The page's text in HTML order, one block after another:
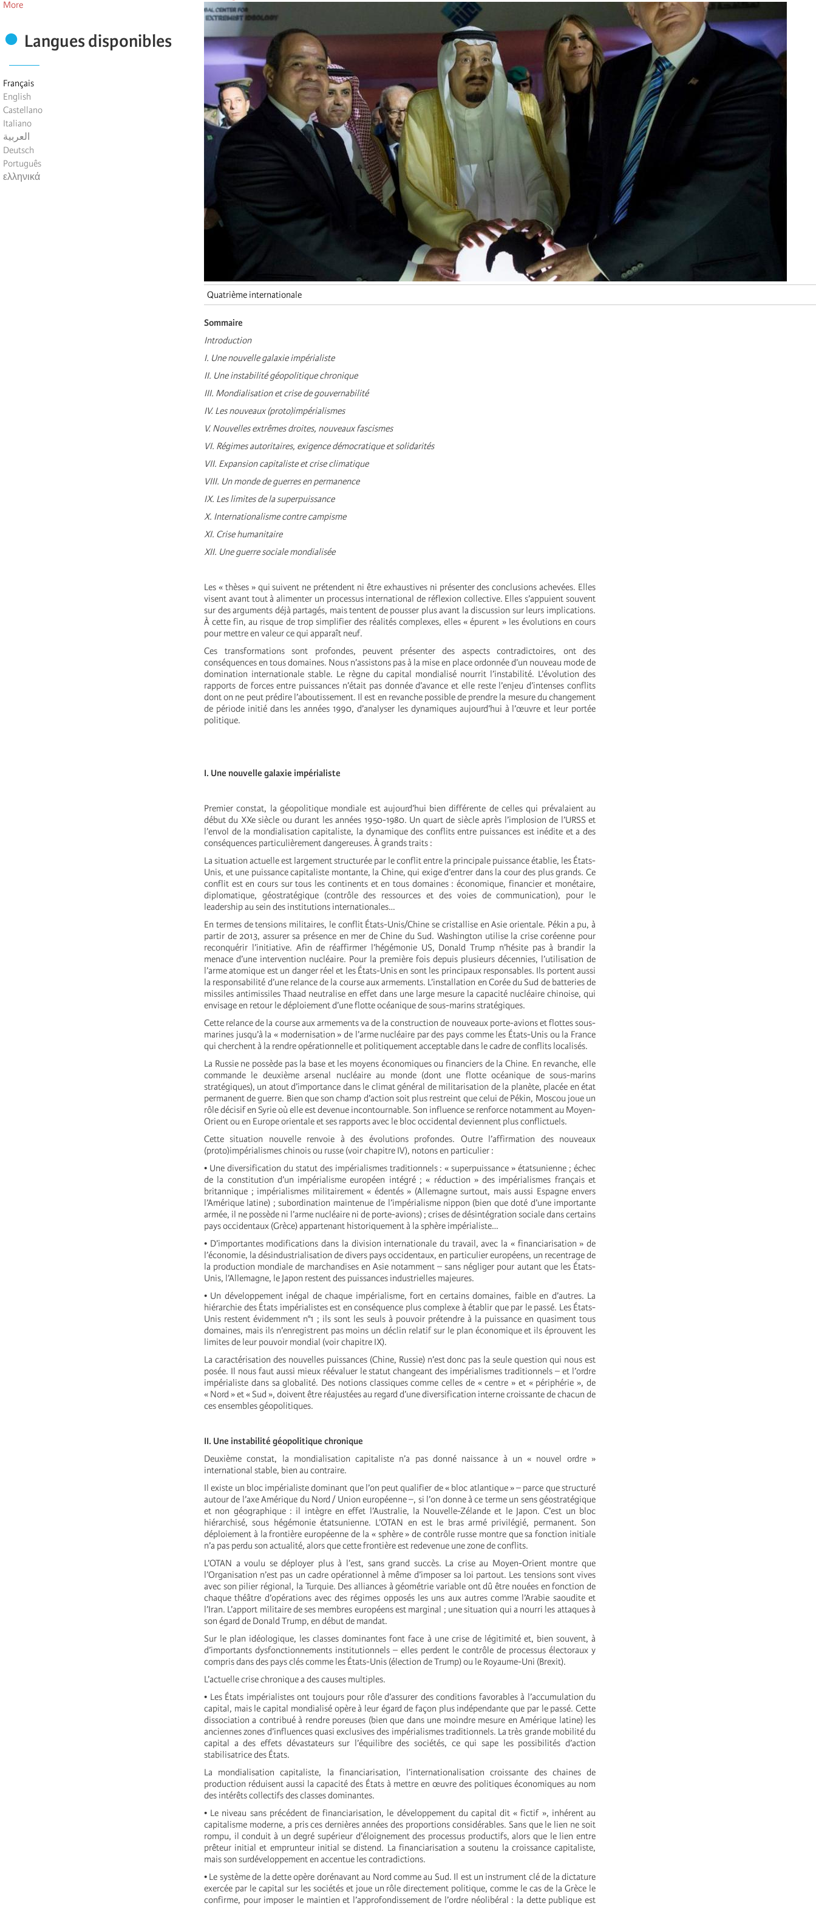
More
Langues disponibles
Français
English
Castellano
Italiano
العربية
Deutsch
Português
ελληνικά
Quatrième internationale
Sommaire
Introduction
I. Une nouvelle galaxie impérialiste
II. Une instabilité géopolitique chronique
III. Mondialisation et crise de gouvernabilité
IV. Les nouveaux (proto)impérialismes
V. Nouvelles extrêmes droites, nouveaux fascismes
VI. Régimes autoritaires, exigence démocratique et solidarités
VII. Expansion capitaliste et crise climatique
VIII. Un monde de guerres en permanence
IX. Les limites de la superpuissance
X. Internationalisme contre campisme
XI. Crise humanitaire
XII. Une guerre sociale mondialisée
Les « thèses » qui suivent ne prétendent ni être exhaustives ni présenter des conclusions achevées. Elles
visent avant tout à alimenter un processus international de réflexion collective. Elles s’appuient souvent
sur des arguments déjà partagés, mais tentent de pousser plus avant la discussion sur leurs implications.
À cette fin, au risque de trop simplifier des réalités complexes, elles « épurent » les évolutions en cours
pour mettre en valeur ce qui apparaît neuf.
Ces transformations sont profondes, peuvent présenter des aspects contradictoires, ont des
conséquences en tous domaines. Nous n’assistons pas à la mise en place ordonnée d’un nouveau mode de
domination internationale stable. Le règne du capital mondialisé nourrit l’instabilité. L’évolution des
rapports de forces entre puissances n’était pas donnée d’avance et elle reste l’enjeu d’intenses conflits
dont on ne peut prédire l’aboutissement. Il est en revanche possible de prendre la mesure du changement
de période initié dans les années 1990, d’analyser les dynamiques aujourd’hui à l’œuvre et leur portée
politique.
I. Une nouvelle galaxie impérialiste
Premier constat, la géopolitique mondiale est aujourd’hui bien différente de celles qui prévalaient au
début du XXe siècle ou durant les années 1950-1980. Un quart de siècle après l’implosion de l’URSS et
l’envol de la mondialisation capitaliste, la dynamique des conflits entre puissances est inédite et a des
conséquences particulièrement dangereuses. À grands traits :
La situation actuelle est largement structurée par le conflit entre la principale puissance établie, les États-
Unis, et une puissance capitaliste montante, la Chine, qui exige d’entrer dans la cour des plus grands. Ce
conflit est en cours sur tous les continents et en tous domaines : économique, financier et monétaire,
diplomatique, géostratégique (contrôle des ressources et des voies de communication), pour le
leadership au sein des institutions internationales…
En termes de tensions militaires, le conflit États-Unis/Chine se cristallise en Asie orientale. Pékin a pu, à
partir de 2013, assurer sa présence en mer de Chine du Sud. Washington utilise la crise coréenne pour
reconquérir l’initiative. Afin de réaffirmer l’hégémonie US, Donald Trump n’hésite pas à brandir la
menace d’une intervention nucléaire. Pour la première fois depuis plusieurs décennies, l’utilisation de
l’arme atomique est un danger réel et les États-Unis en sont les principaux responsables. Ils portent aussi
la responsabilité d’une relance de la course aux armements. L’installation en Corée du Sud de batteries de
missiles antimissiles Thaad neutralise en effet dans une large mesure la capacité nucléaire chinoise, qui
envisage en retour le déploiement d’une flotte océanique de sous-marins stratégiques.
Cette relance de la course aux armements va de la construction de nouveaux porte-avions et flottes sous-
marines jusqu’à la « modernisation » de l’arme nucléaire par des pays comme les États-Unis ou la France
qui cherchent à la rendre opérationnelle et politiquement acceptable dans le cadre de conflits localisés.
La Russie ne possède pas la base et les moyens économiques ou financiers de la Chine. En revanche, elle
commande le deuxième arsenal nucléaire au monde (dont une flotte océanique de sous-marins
stratégiques), un atout d’importance dans le climat général de militarisation de la planète, placée en état
permanent de guerre. Bien que son champ d’action soit plus restreint que celui de Pékin, Moscou joue un
rôle décisif en Syrie où elle est devenue incontournable. Son influence se renforce notamment au Moyen-
Orient ou en Europe orientale et ses rapports avec le bloc occidental deviennent plus conflictuels.
Cette situation nouvelle renvoie à des évolutions profondes. Outre l’affirmation des nouveaux
(proto)impérialismes chinois ou russe (voir chapitre IV), notons en particulier :
• Une diversification du statut des impérialismes traditionnels : « superpuissance » étatsunienne ; échec
de la constitution d’un impérialisme européen intégré ; « réduction » des impérialismes français et
britannique ; impérialismes militairement « édentés » (Allemagne surtout, mais aussi Espagne envers
l’Amérique latine) ; subordination maintenue de l’impérialisme nippon (bien que doté d’une importante
armée, il ne possède ni l’arme nucléaire ni de porte-avions) ; crises de désintégration sociale dans certains
pays occidentaux (Grèce) appartenant historiquement à la sphère impérialiste…
• D’importantes modifications dans la division internationale du travail, avec la « financiarisation » de
l’économie, la désindustrialisation de divers pays occidentaux, en particulier européens, un recentrage de
la production mondiale de marchandises en Asie notamment – sans négliger pour autant que les États-
Unis, l’Allemagne, le Japon restent des puissances industrielles majeures.
• Un développement inégal de chaque impérialisme, fort en certains domaines, faible en d’autres. La
hiérarchie des États impérialistes est en conséquence plus complexe à établir que par le passé. Les États-
Unis restent évidemment n°1 ; ils sont les seuls à pouvoir prétendre à la puissance en quasiment tous
domaines, mais ils n’enregistrent pas moins un déclin relatif sur le plan économique et ils éprouvent les
limites de leur pouvoir mondial (voir chapitre IX).
La caractérisation des nouvelles puissances (Chine, Russie) n’est donc pas la seule question qui nous est
posée. Il nous faut aussi mieux réévaluer le statut changeant des impérialismes traditionnels – et l’ordre
impérialiste dans sa globalité. Des notions classiques comme celles de « centre » et « périphérie », de
« Nord » et « Sud », doivent être réajustées au regard d’une diversification interne croissante de chacun de
ces ensembles géopolitiques.
II. Une instabilité géopolitique chronique
Deuxième constat, la mondialisation capitaliste n’a pas donné naissance à un « nouvel ordre »
international stable, bien au contraire.
Il existe un bloc impérialiste dominant que l’on peut qualifier de « bloc atlantique » – parce que structuré
autour de l’axe Amérique du Nord / Union européenne –, si l’on donne à ce terme un sens géostratégique
et non géographique : il intègre en effet l’Australie, la Nouvelle-Zélande et le Japon. C’est un bloc
hiérarchisé, sous hégémonie étatsunienne. L’OTAN en est le bras armé privilégié, permanent. Son
déploiement à la frontière européenne de la « sphère » de contrôle russe montre que sa fonction initiale
n’a pas perdu son actualité, alors que cette frontière est redevenue une zone de conflits.
L’OTAN a voulu se déployer plus à l’est, sans grand succès. La crise au Moyen-Orient montre que
l’Organisation n’est pas un cadre opérationnel à même d’imposer sa loi partout. Les tensions sont vives
avec son pilier régional, la Turquie. Des alliances à géométrie variable ont dû être nouées en fonction de
chaque théâtre d’opérations avec des régimes opposés les uns aux autres comme l’Arabie saoudite et
l’Iran. L’apport militaire de ses membres européens est marginal ; une situation qui a nourri les attaques à
son égard de Donald Trump, en début de mandat.
Sur le plan idéologique, les classes dominantes font face à une crise de légitimité et, bien souvent, à
d’importants dysfonctionnements institutionnels – elles perdent le contrôle de processus électoraux y
compris dans des pays clés comme les États-Unis (élection de Trump) ou le Royaume-Uni (Brexit).
L’actuelle crise chronique a des causes multiples.
• Les États impérialistes ont toujours pour rôle d’assurer des conditions favorables à l’accumulation du
capital, mais le capital mondialisé opère à leur égard de façon plus indépendante que par le passé. Cette
dissociation a contribué à rendre poreuses (bien que dans une moindre mesure en Amérique latine) les
anciennes zones d’influences quasi exclusives des impérialismes traditionnels. La très grande mobilité du
capital a des effets dévastateurs sur l’équilibre des sociétés, ce qui sape les possibilités d’action
stabilisatrice des États.
La mondialisation capitaliste, la financiarisation, l’internationalisation croissante des chaines de
production réduisent aussi la capacité des États à mettre en œuvre des politiques économiques au nom
des intérêts collectifs des classes dominantes.
• Le niveau sans précédent de financiarisation, le développement du capital dit « fictif », inhérent au
capitalisme moderne, a pris ces dernières années des proportions considérables. Sans que le lien ne soit
rompu, il conduit à un degré supérieur d’éloignement des processus productifs, alors que le lien entre
prêteur initial et emprunteur initial se distend. La financiarisation a soutenu la croissance capitaliste,
mais son surdéveloppement en accentue les contradictions.
• Le système de la dette opère dorénavant au Nord comme au Sud. Il est un instrument clé de la dictature
exercée par le capital sur les sociétés et joue un rôle directement politique, comme le cas de la Grèce le
confirme, pour imposer le maintien et l’approfondissement de l’ordre néolibéral : la dette publique est